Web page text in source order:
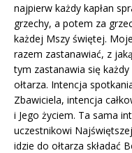
najpierw każdy kapłan
grzechy, a potem za
każdej Mszy świętej.
razem zastanawiać, z
tym zastanawia się
ołtarza. Intencja
Zbawiciela, intencja
i Jego życiem. Ta sama
uczestnikowi
idzie do ołtarza składać